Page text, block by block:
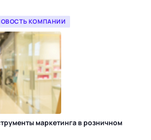
КОМПАНИИ
маркетинга в розничном